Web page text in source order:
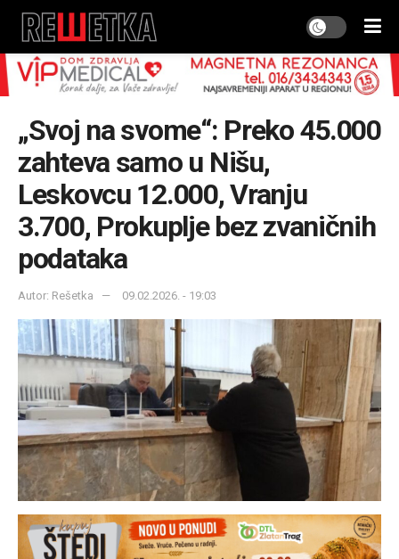
„Svoj na svome“: Preko 45.000
zahteva samo u Nišu,
Leskovcu 12.000, Vranju
3.700, Prokuplje bez zvaničnih
podataka
Autor: Rešetka 09.02.2026. - 19:03